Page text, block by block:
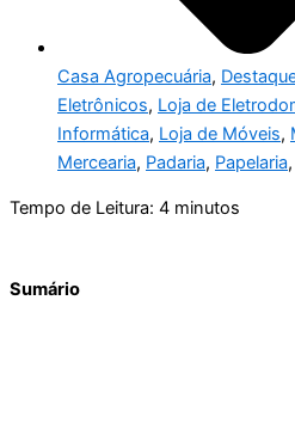
Casa Agropecuária,
Eletrônicos, Loja de
Informática, Loja de Móveis,
Mercearia, Padaria, Papelaria,
Tempo de Leitura: 4 minutos
Sumário